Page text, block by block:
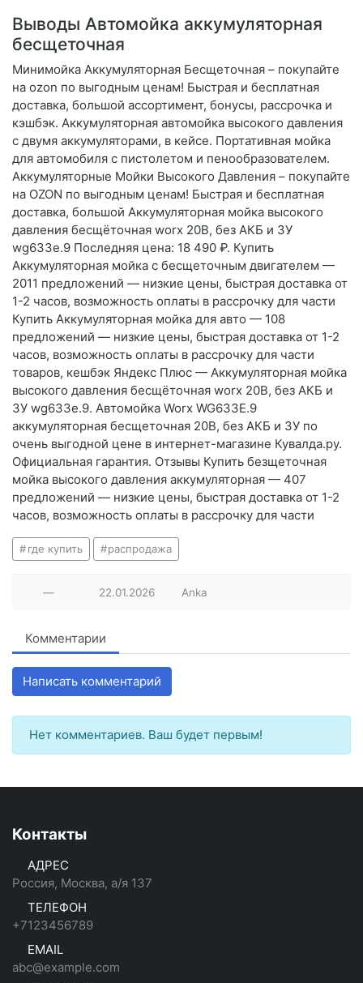
Выводы Автомойка аккумуляторная
бесщеточная
Минимойка Аккумуляторная Бесщеточная – покупайте
на ozon по выгодным ценам! Быстрая и бесплатная
доставка, большой ассортимент, бонусы, рассрочка и
кэшбэк. Аккумуляторная автомойка высокого давления
с двумя аккумуляторами, в кейсе. Портативная мойка
для автомобиля с пистолетом и пенообразователем.
Аккумуляторные Мойки Высокого Давления – покупайте
на OZON по выгодным ценам! Быстрая и бесплатная
доставка, большой Аккумуляторная мойка высокого
давления бесщёточная worx 20В, без АКБ и ЗУ
wg633e.9 Последняя цена: 18 490 ₽. Купить
Аккумуляторная мойка с бесщеточным двигателем —
2011 предложений — низкие цены, быстрая доставка от
1-2 часов, возможность оплаты в рассрочку для части
Купить Аккумуляторная мойка для авто — 108
предложений — низкие цены, быстрая доставка от 1-2
часов, возможность оплаты в рассрочку для части
товаров, кешбэк Яндекс Плюс — Аккумуляторная мойка
высокого давления бесщёточная worx 20В, без АКБ и
ЗУ wg633e.9. Автомойка Worx WG633E.9
аккумуляторная бесщеточная 20В, без АКБ и ЗУ по
очень выгодной цене в интернет-магазине Кувалда.ру.
Официальная гарантия. Отзывы Купить безщеточная
мойка высокого давления аккумуляторная — 407
предложений — низкие цены, быстрая доставка от 1-2
часов, возможность оплаты в рассрочку для части
где купить распродажа
— 22.01.2026 Anka
Комментарии
Написать комментарий
Нет комментариев. Ваш будет первым!
Контакты
АДРЕС
Россия, Москва, а/я 137
ТЕЛЕФОН
+7123456789
EMAIL
abc@example.com